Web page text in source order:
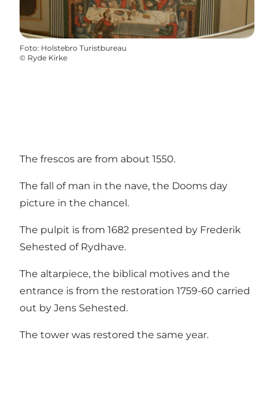
Foto: Holstebro Turistbureau
© Ryde Kirke
The frescos are from about 1550.
The fall of man in the nave, the Dooms day
picture in the chancel.
The pulpit is from 1682 presented by Frederik
Sehested of Rydhave.
The altarpiece, the biblical motives and the
entrance is from the restoration 1759-60 carried
out by Jens Sehested.
The tower was restored the same year.